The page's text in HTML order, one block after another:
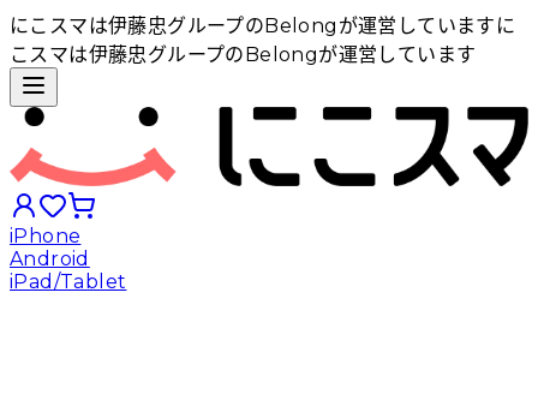
にこスマは伊藤忠グループのBelongが運営しています に
こスマは伊藤忠グループのBelongが運営しています
iPhone
Android
iPad/Tablet